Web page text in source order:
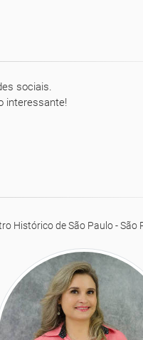
sociais.
interessante!
Histórico de São Paulo - São